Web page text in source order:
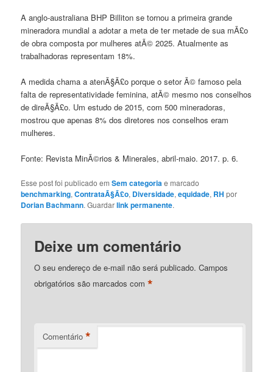
A anglo-australiana BHP Billiton se tornou a primeira grande
mineradora mundial a adotar a meta de ter metade de sua mÃ£o
de obra composta por mulheres atÃ© 2025. Atualmente as
trabalhadoras representam 18%.
A medida chama a atenÃ§Ã£o porque o setor Ã© famoso pela
falta de representatividade feminina, atÃ© mesmo nos conselhos
de direÃ§Ã£o. Um estudo de 2015, com 500 mineradoras,
mostrou que apenas 8% dos diretores nos conselhos eram
mulheres.
Fonte: Revista MinÃ©rios & Minerales, abril-maio. 2017. p. 6.
Esse post foi publicado emSem categoriae marcado
benchmarking,ContrataÃ§Ã£o, Diversidade,equidade, RH por
Dorian Bachmann. Guardarlink permanente.
Deixe um comentário
O seu endereço de e-mail não será publicado. Campos
obrigatórios são marcados com*
Comentário *